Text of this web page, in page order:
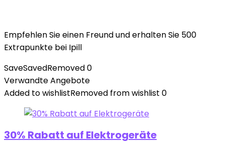
Empfehlen Sie einen Freund und erhalten Sie 500
Extrapunkte bei Ipill
SaveSavedRemoved0
Verwandte Angebote
Added to wishlistRemoved from wishlist 0
30% Rabatt auf Elektrogeräte